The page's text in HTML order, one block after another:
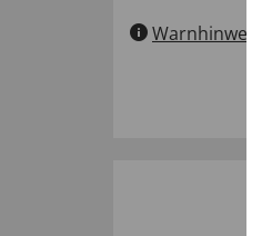
Warnhinweise